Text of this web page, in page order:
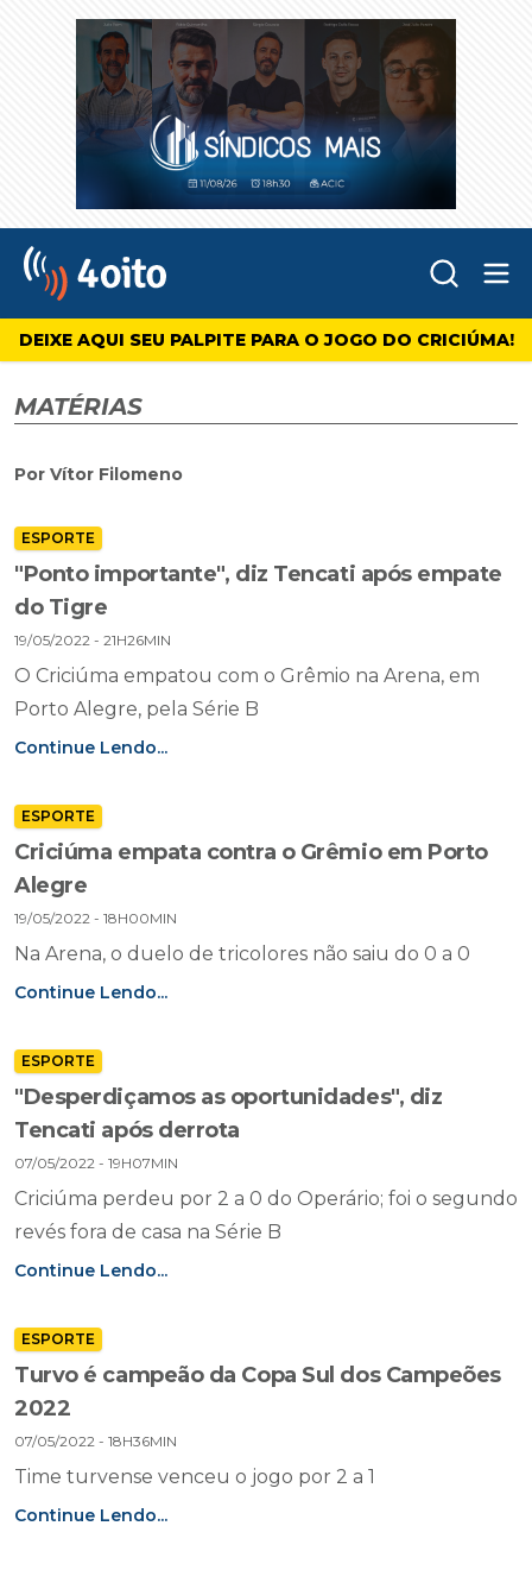
4oito
DEIXE AQUI SEU PALPITE PARA O JOGO DO CRICIÚMA!
MATÉRIAS
Por Vítor Filomeno
ESPORTE
"Ponto importante", diz Tencati após empate
do Tigre
19/05/2022 - 21H26MIN
O Criciúma empatou com o Grêmio na Arena, em
Porto Alegre, pela Série B
Continue Lendo...
ESPORTE
Criciúma empata contra o Grêmio em Porto
Alegre
19/05/2022 - 18H00MIN
Na Arena, o duelo de tricolores não saiu do 0 a 0
Continue Lendo...
ESPORTE
"Desperdiçamos as oportunidades", diz
Tencati após derrota
07/05/2022 - 19H07MIN
Criciúma perdeu por 2 a 0 do Operário; foi o segundo
revés fora de casa na Série B
Continue Lendo...
ESPORTE
Turvo é campeão da Copa Sul dos Campeões
2022
07/05/2022 - 18H36MIN
Time turvense venceu o jogo por 2 a 1
Continue Lendo...